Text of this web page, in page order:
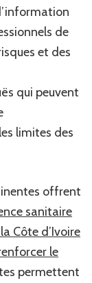
de
et des
qui peuvent
limites des
offrent
sanitaire
Côte d’Ivoire
le
permettent